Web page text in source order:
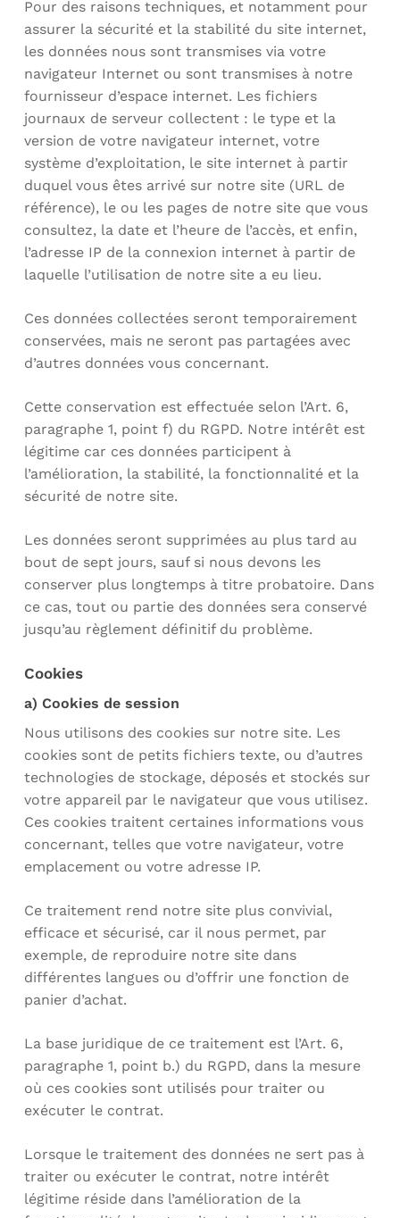
Pour des raisons techniques, et notamment pour
assurer la sécurité et la stabilité du site internet,
les données nous sont transmises via votre
navigateur Internet ou sont transmises à notre
fournisseur d’espace internet. Les fichiers
journaux de serveur collectent : le type et la
version de votre navigateur internet, votre
système d’exploitation, le site internet à partir
duquel vous êtes arrivé sur notre site (URL de
référence), le ou les pages de notre site que vous
consultez, la date et l’heure de l’accès, et enfin,
l’adresse IP de la connexion internet à partir de
laquelle l’utilisation de notre site a eu lieu.
Ces données collectées seront temporairement
conservées, mais ne seront pas partagées avec
d’autres données vous concernant.
Cette conservation est effectuée selon l’Art. 6,
paragraphe 1, point f) du RGPD. Notre intérêt est
légitime car ces données participent à
l’amélioration, la stabilité, la fonctionnalité et la
sécurité de notre site.
Les données seront supprimées au plus tard au
bout de sept jours, sauf si nous devons les
conserver plus longtemps à titre probatoire. Dans
ce cas, tout ou partie des données sera conservé
jusqu’au règlement définitif du problème.
Cookies
a) Cookies de session
Nous utilisons des cookies sur notre site. Les
cookies sont de petits fichiers texte, ou d’autres
technologies de stockage, déposés et stockés sur
votre appareil par le navigateur que vous utilisez.
Ces cookies traitent certaines informations vous
concernant, telles que votre navigateur, votre
emplacement ou votre adresse IP.
Ce traitement rend notre site plus convivial,
efficace et sécurisé, car il nous permet, par
exemple, de reproduire notre site dans
différentes langues ou d’offrir une fonction de
panier d’achat.
La base juridique de ce traitement est l’Art. 6,
paragraphe 1, point b.) du RGPD, dans la mesure
où ces cookies sont utilisés pour traiter ou
exécuter le contrat.
Lorsque le traitement des données ne sert pas à
traiter ou exécuter le contrat, notre intérêt
légitime réside dans l’amélioration de la